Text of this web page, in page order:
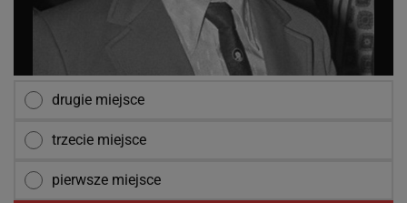
drugie miejsce
trzecie miejsce
pierwsze miejsce